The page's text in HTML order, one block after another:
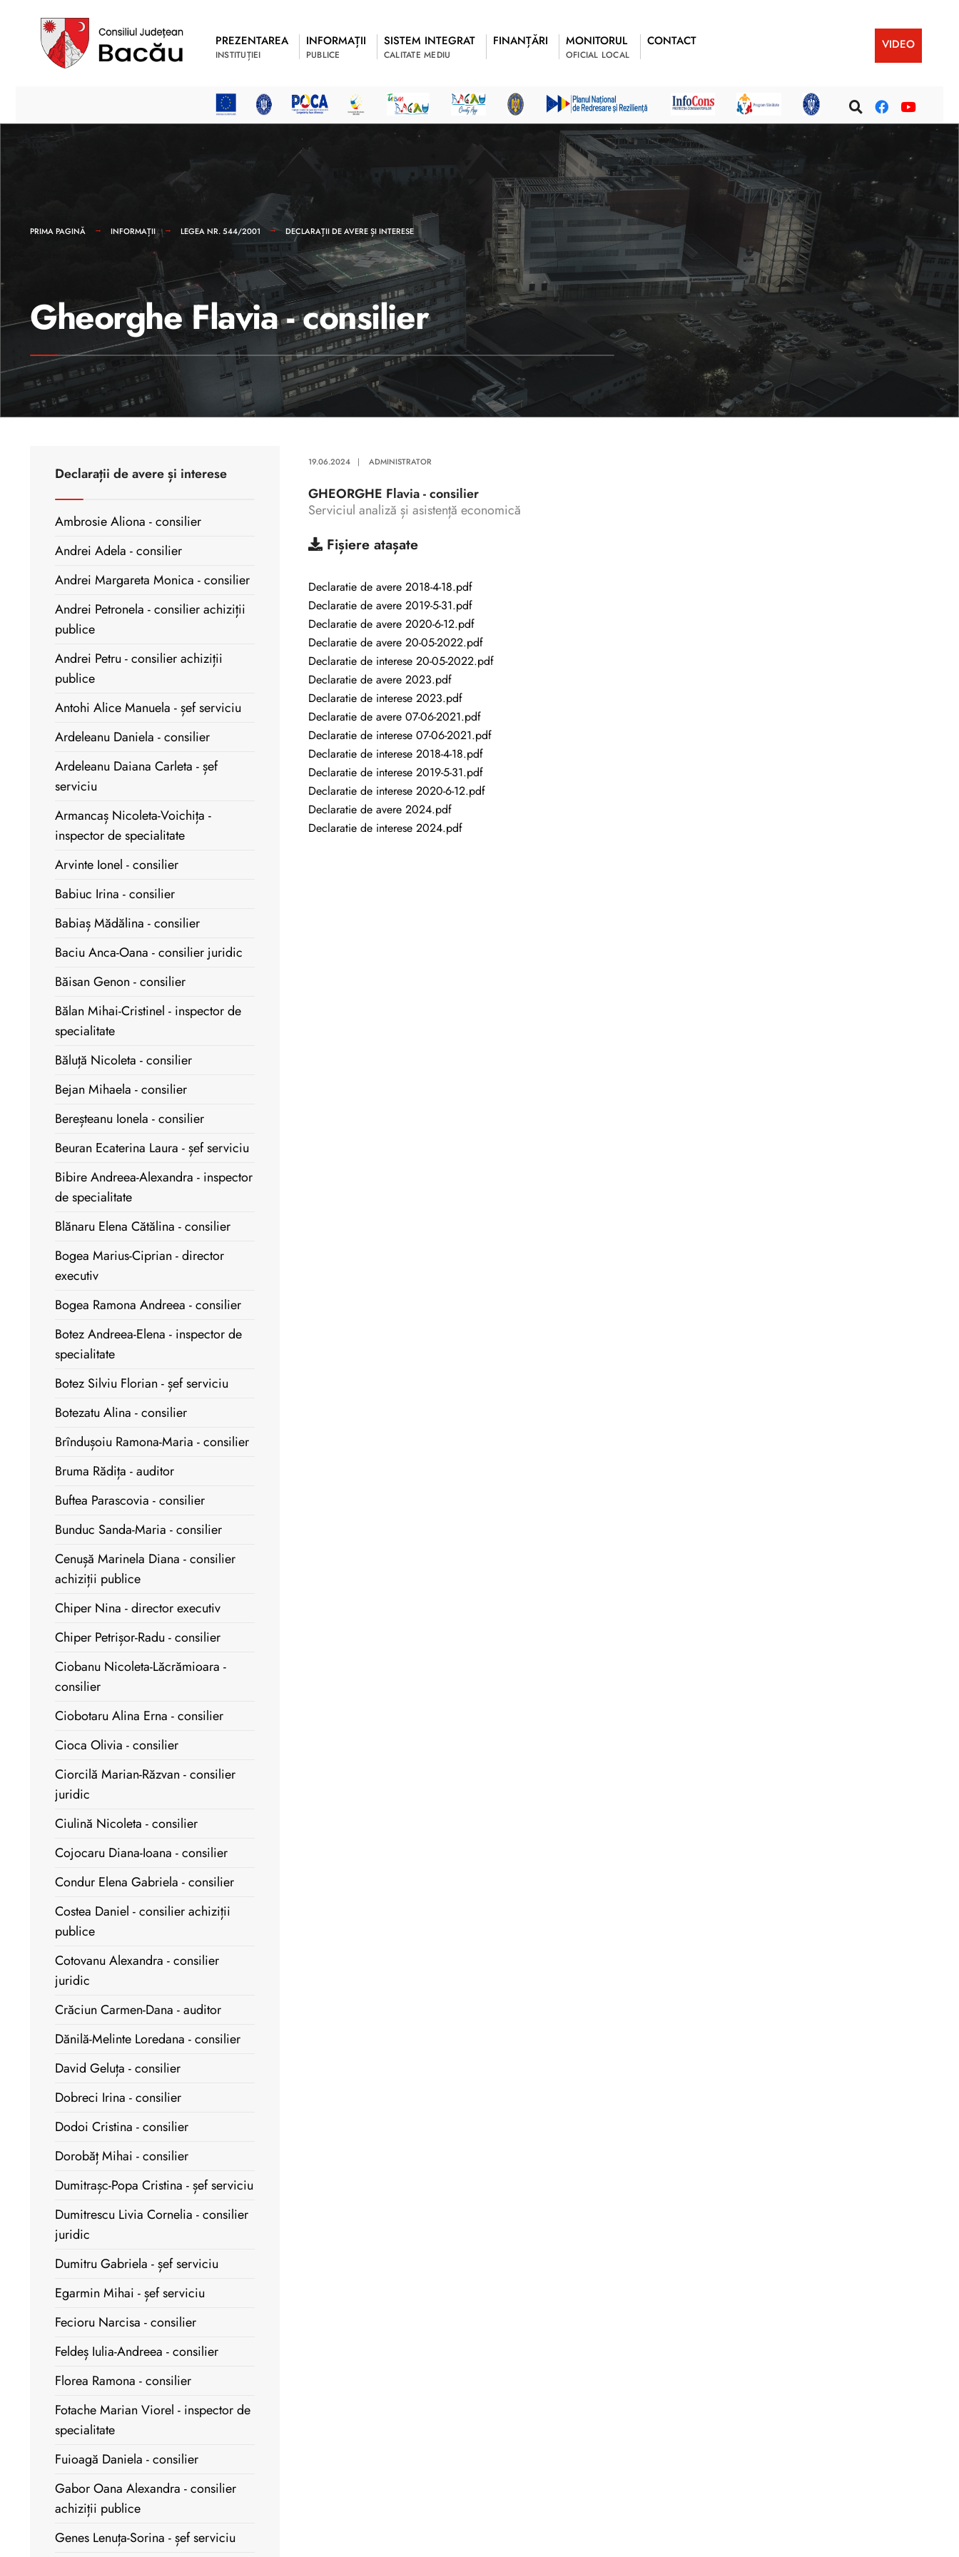
PREZENTAREA
INSTITUȚIEI
INFORMAȚII
PUBLICE
SISTEM INTEGRAT
CALITATE MEDIU
FINANȚĂRI MONITORUL
OFICIAL LOCAL
CONTACT VIDEO
PRIMA PAGINĂ INFORMAȚII LEGEA NR. 544/2001 DECLARAȚII DE AVERE ȘI INTERESE
Gheorghe Flavia - consilier
19.06.2024 | ADMINISTRATOR
GHEORGHE Flavia - consilier
Serviciul analiză și asistență economică
Fișiere atașate
Declaratie de avere 2018-4-18.pdf
Declaratie de avere 2019-5-31.pdf
Declaratie de avere 2020-6-12.pdf
Declaratie de avere 20-05-2022.pdf
Declaratie de interese 20-05-2022.pdf
Declaratie de avere 2023.pdf
Declaratie de interese 2023.pdf
Declaratie de avere 07-06-2021.pdf
Declaratie de interese 07-06-2021.pdf
Declaratie de interese 2018-4-18.pdf
Declaratie de interese 2019-5-31.pdf
Declaratie de interese 2020-6-12.pdf
Declaratie de avere 2024.pdf
Declaratie de interese 2024.pdf
Declarații de avere și interese
Ambrosie Aliona - consilier
Andrei Adela - consilier
Andrei Margareta Monica - consilier
Andrei Petronela - consilier achiziții
publice
Andrei Petru - consilier achiziții
publice
Antohi Alice Manuela - șef serviciu
Ardeleanu Daniela - consilier
Ardeleanu Daiana Carleta - șef
serviciu
Armancaș Nicoleta-Voichița -
inspector de specialitate
Arvinte Ionel - consilier
Babiuc Irina - consilier
Babiaș Mădălina - consilier
Baciu Anca-Oana - consilier juridic
Băisan Genon - consilier
Bălan Mihai-Cristinel - inspector de
specialitate
Băluță Nicoleta - consilier
Bejan Mihaela - consilier
Bereșteanu Ionela - consilier
Beuran Ecaterina Laura - șef serviciu
Bibire Andreea-Alexandra - inspector
de specialitate
Blănaru Elena Cătălina - consilier
Bogea Marius-Ciprian - director
executiv
Bogea Ramona Andreea - consilier
Botez Andreea-Elena - inspector de
specialitate
Botez Silviu Florian - șef serviciu
Botezatu Alina - consilier
Brîndușoiu Ramona-Maria - consilier
Bruma Rădița - auditor
Buftea Parascovia - consilier
Bunduc Sanda-Maria - consilier
Cenușă Marinela Diana - consilier
achiziții publice
Chiper Nina - director executiv
Chiper Petrișor-Radu - consilier
Ciobanu Nicoleta-Lăcrămioara -
consilier
Ciobotaru Alina Erna - consilier
Cioca Olivia - consilier
Ciorcilă Marian-Răzvan - consilier
juridic
Ciulină Nicoleta - consilier
Cojocaru Diana-Ioana - consilier
Condur Elena Gabriela - consilier
Costea Daniel - consilier achiziții
publice
Cotovanu Alexandra - consilier
juridic
Crăciun Carmen-Dana - auditor
Dănilă-Melinte Loredana - consilier
David Geluța - consilier
Dobreci Irina - consilier
Dodoi Cristina - consilier
Dorobăț Mihai - consilier
Dumitrașc-Popa Cristina - șef serviciu
Dumitrescu Livia Cornelia - consilier
juridic
Dumitru Gabriela - șef serviciu
Egarmin Mihai - șef serviciu
Fecioru Narcisa - consilier
Feldeș Iulia-Andreea - consilier
Florea Ramona - consilier
Fotache Marian Viorel - inspector de
specialitate
Fuioagă Daniela - consilier
Gabor Oana Alexandra - consilier
achiziții publice
Genes Lenuța-Sorina - șef serviciu